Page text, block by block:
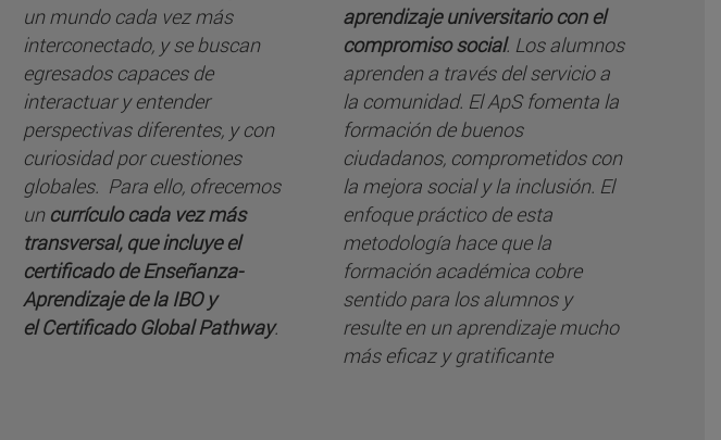
un mundo cada vez más
interconectado, y se buscan
egresados capaces de
interactuar y entender
perspectivas diferentes, y con
curiosidad por cuestiones
globales. Para ello, ofrecemos
un currículo cada vez más
transversal, que incluye el
certificado de Enseñanza-
Aprendizaje de la IBO y
el Certificado Global Pathway.
aprendizaje universitario con el
compromiso social. Los alumnos
aprenden a través del servicio a
la comunidad. El ApS fomenta la
formación de buenos
ciudadanos, comprometidos con
la mejora social y la inclusión. El
enfoque práctico de esta
metodología hace que la
formación académica cobre
sentido para los alumnos y
resulte en un aprendizaje mucho
más eficaz y gratificante